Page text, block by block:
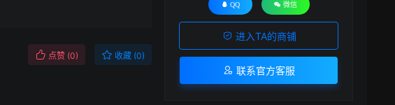
点赞 (0) 收藏 (0)
QQ 微信
进入TA的商铺
联系官方客服